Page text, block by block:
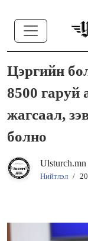
Цэргийн
8500 гаруй
жагсаал,
болно
Ulsturch.mn
Нийтлэл /